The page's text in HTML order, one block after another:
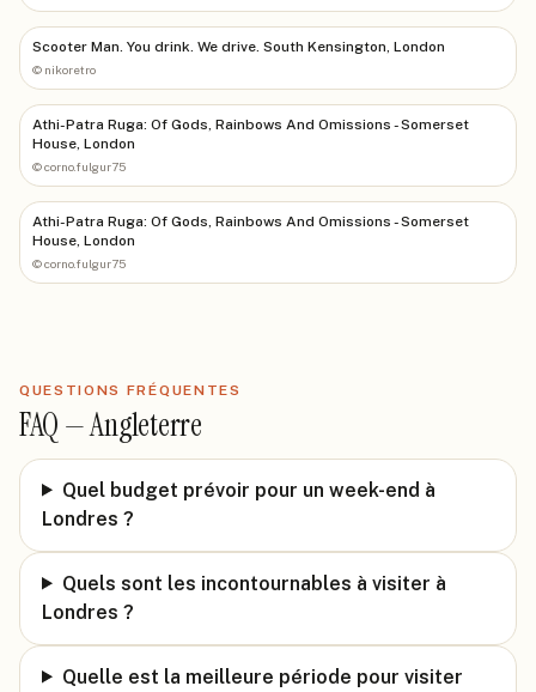
Scooter Man. You drink. We drive. South Kensington, London
© nikoretro
Athi-Patra Ruga: Of Gods, Rainbows And Omissions - Somerset
House, London
©corno.fulgur75
Athi-Patra Ruga: Of Gods, Rainbows And Omissions - Somerset
House, London
©corno.fulgur75
QUESTIONS FRÉQUENTES
FAQ —Angleterre
Quel budget prévoir pour un week-end à
Londres ?
Quels sont les incontournables à visiter à
Londres ?
Quelle est la meilleure période pour visiter